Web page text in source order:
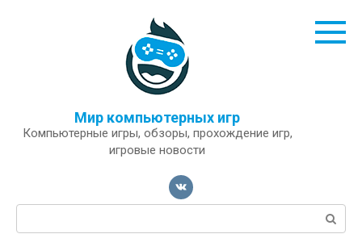
Мир компьютерных игр
Компьютерные игры, обзоры, прохождение игр,
игровые новости
Поиск: